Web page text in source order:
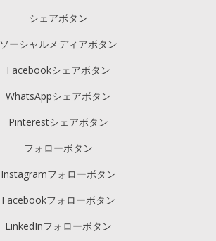
シェアボタン
ソーシャルメディアボタン
Facebookシェアボタン
WhatsAppシェアボタン
Pinterestシェアボタン
フォローボタン
Instagramフォローボタン
Facebookフォローボタン
LinkedInフォローボタン